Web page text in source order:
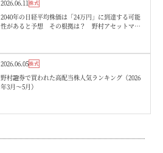
2026.06.11株式
2040年の日経平均株価は「24万円」に到達する可能
性があると予想 その根拠は？ 野村アセットマネ
2026.06.05株式
野村證券で買われた高配当株人気ランキング（2026
年3月〜5月）